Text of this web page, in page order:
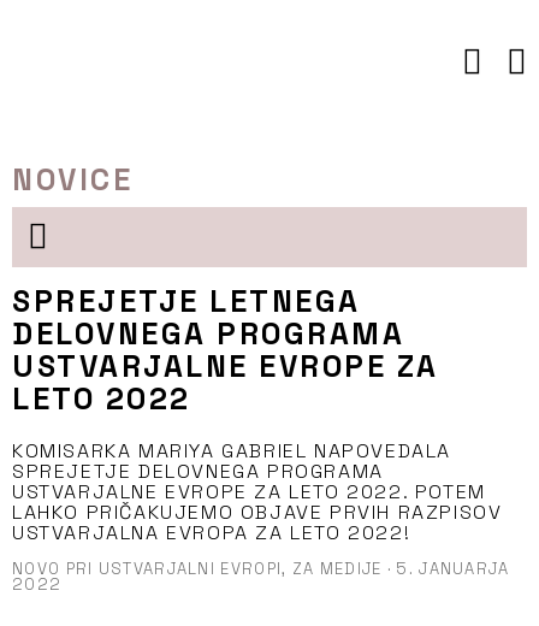
NOVICE
SPREJETJE LETNEGA
DELOVNEGA PROGRAMA
USTVARJALNE EVROPE ZA
LETO 2022
KOMISARKA MARIYA GABRIEL NAPOVEDALA
SPREJETJE DELOVNEGA PROGRAMA
USTVARJALNE EVROPE ZA LETO 2022. POTEM
LAHKO PRIČAKUJEMO OBJAVE PRVIH RAZPISOV
USTVARJALNA EVROPA ZA LETO 2022!
NOVO PRI USTVARJALNI EVROPI, ZA MEDIJE · 5. JANUARJA
2022